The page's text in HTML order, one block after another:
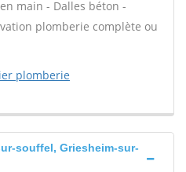
main - Dalles béton -
plomberie complète ou
plomberie
souffel, Griesheim-sur-